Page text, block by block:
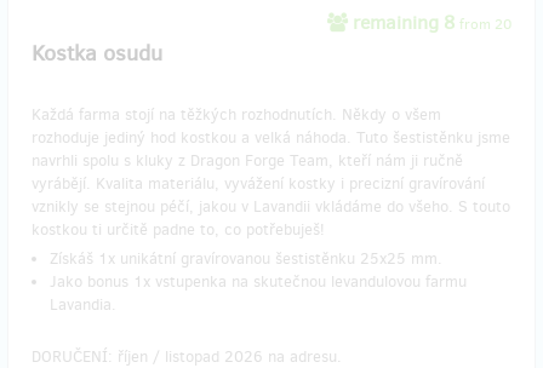
remaining 8 from 20
Kostka osudu
Každá farma stojí na těžkých rozhodnutích. Někdy o všem
rozhoduje jediný hod kostkou a velká náhoda. Tuto šestistěnku jsme
navrhli spolu s kluky z Dragon Forge Team, kteří nám ji ručně
vyrábějí. Kvalita materiálu, vyvážení kostky i precizní gravírování
vznikly se stejnou péčí, jakou v Lavandii vkládáme do všeho. S touto
kostkou ti určitě padne to, co potřebuješ!
Získáš 1x unikátní gravírovanou šestistěnku 25x25 mm.
Jako bonus 1x vstupenka na skutečnou levandulovou farmu
Lavandia.
DORUČENÍ: říjen / listopad 2026 na adresu.